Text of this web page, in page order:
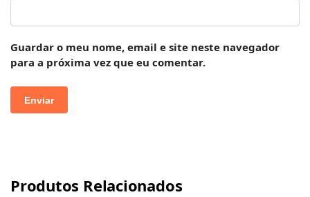
Guardar o meu nome, email e site neste navegador
para a próxima vez que eu comentar.
Produtos Relacionados